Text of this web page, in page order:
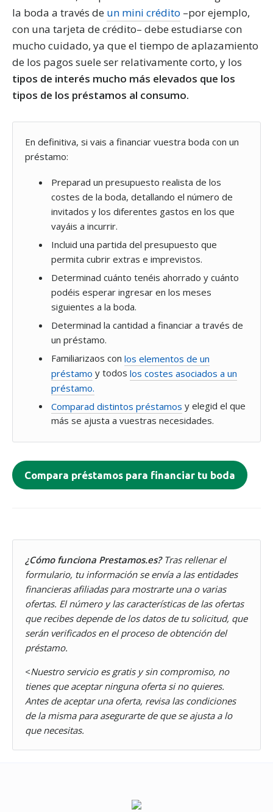
la boda a través de un mini crédito –por ejemplo,
con una tarjeta de crédito– debe estudiarse con
mucho cuidado, ya que el tiempo de aplazamiento
de los pagos suele ser relativamente corto, y los
tipos de interés mucho más elevados que los
tipos de los préstamos al consumo.
En definitiva, si vais a financiar vuestra boda con un
préstamo:
Preparad un presupuesto realista de los
costes de la boda, detallando el número de
invitados y los diferentes gastos en los que
vayáis a incurrir.
Incluid una partida del presupuesto que
permita cubrir extras e imprevistos.
Determinad cuánto tenéis ahorrado y cuánto
podéis esperar ingresar en los meses
siguientes a la boda.
Determinad la cantidad a financiar a través de
un préstamo.
Familiarizaos con los elementos de un
préstamo y todos los costes asociados a un
préstamo.
Comparad distintos préstamos y elegid el que
más se ajusta a vuestras necesidades.
Compara préstamos para financiar tu boda
¿Cómo funciona Prestamos.es?Tras rellenar el
formulario, tu información se envía a las entidades
financieras afiliadas para mostrarte una o varias
ofertas. El número y las características de las ofertas
que recibes depende de los datos de tu solicitud, que
serán verificados en el proceso de obtención del
préstamo.
<Nuestro servicio es gratis y sin compromiso, no
tienes que aceptar ninguna oferta si no quieres.
Antes de aceptar una oferta, revisa las condiciones
de la misma para asegurarte de que se ajusta a lo
que necesitas.